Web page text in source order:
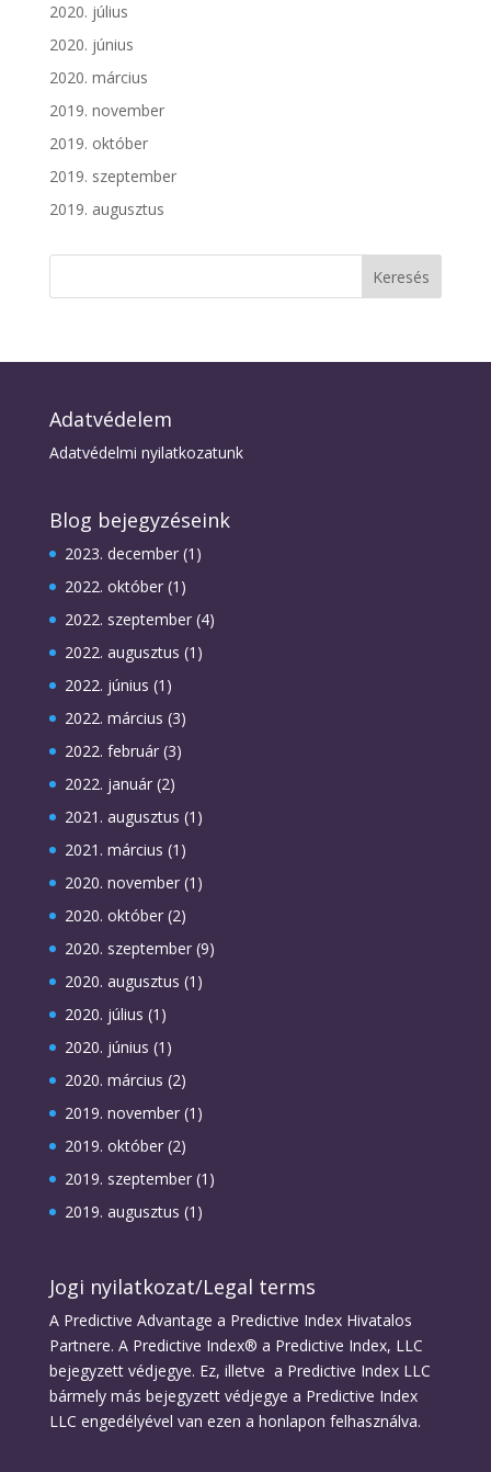
2020. július
2020. június
2020. március
2019. november
2019. október
2019. szeptember
2019. augusztus
Adatvédelem
Adatvédelmi nyilatkozatunk
Blog bejegyzéseink
2023. december(1)
2022. október(1)
2022. szeptember(4)
2022. augusztus (1)
2022. június (1)
2022. március (3)
2022. február(3)
2022. január(2)
2021. augusztus (1)
2021. március (1)
2020. november(1)
2020. október(2)
2020. szeptember(9)
2020. augusztus (1)
2020. július (1)
2020. június (1)
2020. március (2)
2019. november(1)
2019. október(2)
2019. szeptember(1)
2019. augusztus (1)
Jogi nyilatkozat/Legal terms
A Predictive Advantage a Predictive Index Hivatalos
Partnere. A Predictive Index® a Predictive Index, LLC
bejegyzett védjegye. Ez, illetve a Predictive Index LLC
bármely más bejegyzett védjegye a Predictive Index
LLC engedélyével van ezen a honlapon felhasználva.